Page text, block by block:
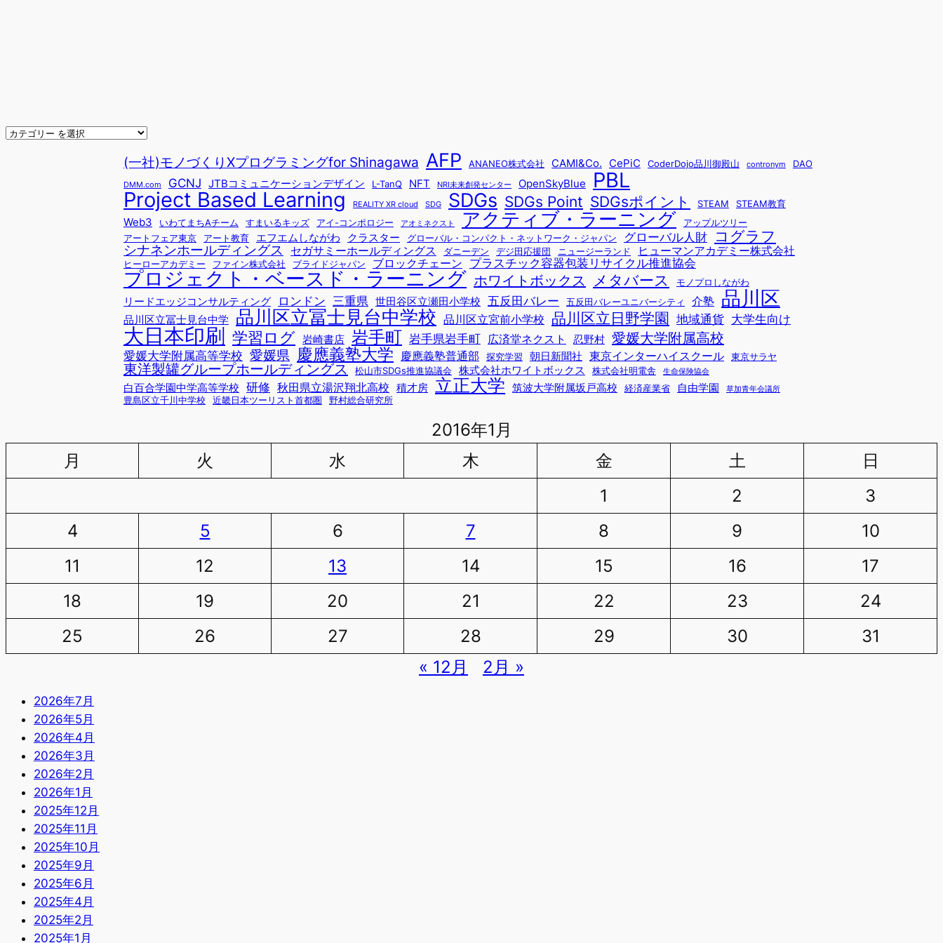
(一社)モノづくりXプログラミングfor Shinagawa AFP ANANEO株式会社 CAMI&Co. CePiC CoderDojo品川御殿山 contronym DAO
DMM.com GCNJ JTBコミュニケーションデザイン L-TanQ NFT NRI未来創発センター OpenSkyBlue
PBL
Project Based Learning
REALITY XR cloud SDG SDGs SDGs Point SDGsポイント STEAM STEAM教育
Web3 いわてまちAチーム すまいるキッズ アイ-コンポロジー アオミネクスト アクティブ・ラーニング
アップルツリー
アートフェア東京
アート教育 エフエムしながわ クラスター グローバル・コンパクト・ネットワーク・ジャパン グローバル人財 コグラフ
シナネンホールディングス セガサミーホールディングス ダニーデン デジ田応援団 ニュージーランド ヒューマンアカデミー株式会社
ヒーローアカデミー ファイン株式会社 ブライドジャパン ブロックチェーン プラスチック容器包装リサイクル推進協会
プロジェクト・ベースド・ラーニング ホワイトボックス メタバース モノプロしながわ
リードエッジコンサルティング ロンドン 三重県 世田谷区立瀬田小学校 五反田バレー 五反田バレーユニバーシティ 介塾 品川区
品川区立冨士見台中学 品川区立冨士見台中学校 品川区立宮前小学校 品川区立日野学園 地域通貨 大学生向け
大日本印刷 学習ログ 岩崎書店 岩手町 岩手県岩手町 広済堂ネクスト 忍野村 愛媛大学附属高校
愛媛大学附属高等学校 愛媛県 慶應義塾大学 慶應義塾普通部 探究学習 朝日新聞社 東京インターハイスクール 東京サラヤ
東洋製罐グループホールディングス 松山市SDGs推進協議会 株式会社ホワイトボックス 株式会社明電舎 生命保険協会
白百合学園中学高等学校 研修 秋田県立湯沢翔北高校 積才房 立正大学 筑波大学附属坂戸高校 経済産業省 自由学園 草加青年会議所
豊島区立千川中学校 近畿日本ツーリスト首都圏 野村総合研究所
2016年1月
月
火 水 木 金 土
日
1
2
3
4
5 6 7 8 9
10
11
12 13 14 15 16
17
18
19 20 21 22 23
24
25
26 27 28 29 30
31
« 12月
2月 »
2026年7月
2026年5月
2026年4月
2026年3月
2026年2月
2026年1月
2025年12月
2025年11月
2025年10月
2025年9月
2025年6月
2025年4月
2025年2月
2025年1月